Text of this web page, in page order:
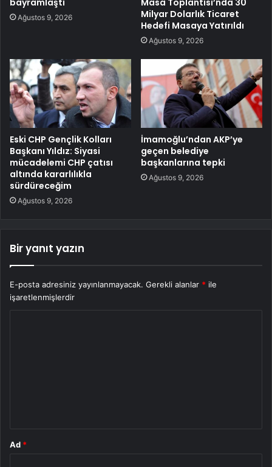
bayramlaştı
Ağustos 9, 2026
Masa Toplantısı’nda 30
Milyar Dolarlık Ticaret
Hedefi Masaya Yatırıldı
Ağustos 9, 2026
Eski CHP Gençlik Kolları
Başkanı Yıldız: Siyasi
mücadelemi CHP çatısı
altında kararlılıkla
sürdüreceğim
Ağustos 9, 2026
İmamoğlu’ndan AKP’ye
geçen belediye
başkanlarına tepki
Ağustos 9, 2026
Bir yanıt yazın
E-posta adresiniz yayınlanmayacak. Gerekli alanlar * ile
işaretlenmişlerdir
Ad *